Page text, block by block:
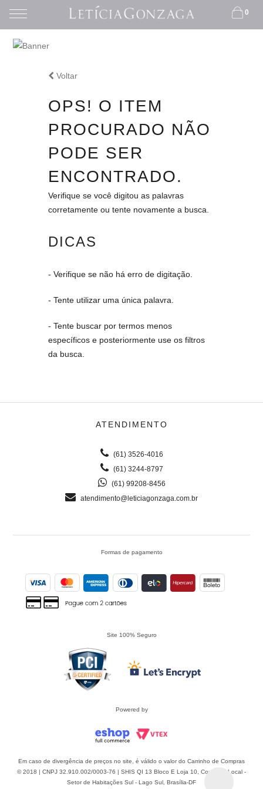
0
Voltar
OPS! O ITEM
PROCURADO NÃO
PODE SER
ENCONTRADO.
Verifique se você digitou as palavras
corretamente ou tente novamente a busca.
DICAS
- Verifique se não há erro de digitação.
- Tente utilizar uma única palavra.
- Tente buscar por termos menos
específicos e posteriormente use os filtros
da busca.
ATENDIMENTO
(61) 3526-4016
(61) 3244-8797
(61) 99208-8456
atendimento@leticiagonzaga.com.br
Formas de pagamento
Site 100% Seguro
Powered by
Em caso de divergência de preços no site, é válido o valor do Carrinho de Compras
© 2018 | CNPJ 32.910.002/0003-76 | SHIS QI 13 Bloco E Loja 10, Comércio Local -
Setor de Habitações Sul - Lago Sul, Brasília-DF